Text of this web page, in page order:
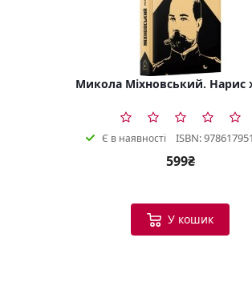
Микола Міхновський. Нарис
Є в наявності ISBN:
599₴
У кошик